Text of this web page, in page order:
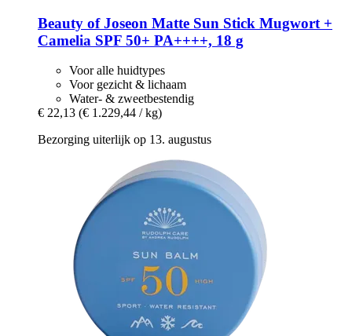
Beauty of Joseon Matte Sun Stick Mugwort +
Camelia SPF 50+ PA++++, 18 g
Voor alle huidtypes
Voor gezicht & lichaam
Water- & zweetbestendig
€ 22,13 (€ 1.229,44 / kg)
Bezorging uiterlijk op 13. augustus